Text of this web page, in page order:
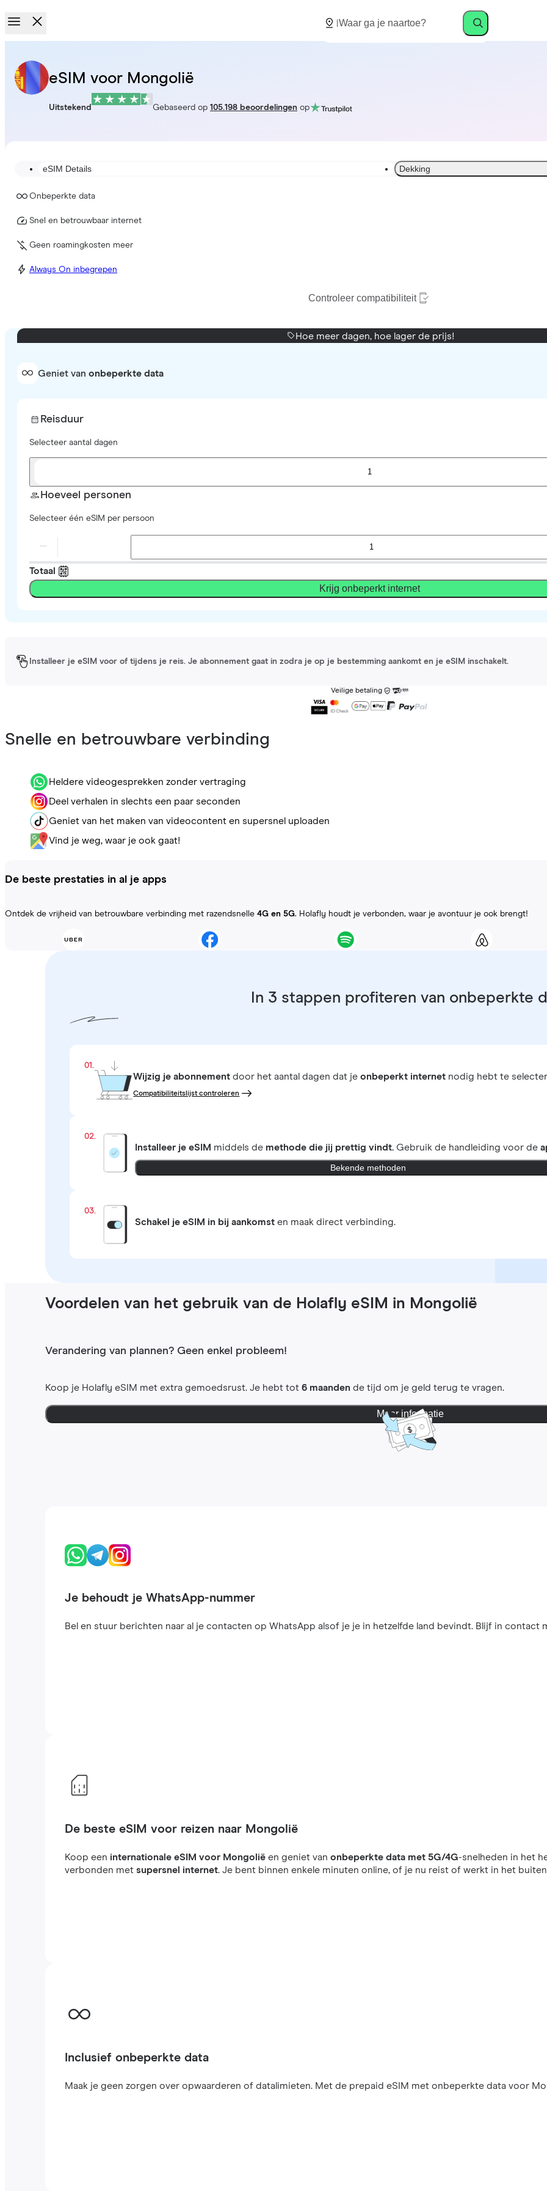
eSIM voor Mongolië
Uitstekend Gebaseerd op 105.198 beoordelingen op
eSIM Details Dekking
Onbeperkte data
Snel en betrouwbaar internet
Geen roamingkosten meer
Always On inbegrepen
Controleer compatibiliteit
Hoe meer dagen, hoe lager de prijs!
Geniet van onbeperkte data
Reisduur
Selecteer aantal dagen
1
Hoeveel personen
Selecteer één eSIM per persoon
Totaal
Krijg onbeperkt internet
Installeer je eSIM voor of tijdens je reis. Je abonnement gaat in zodra je op je bestemming aankomt en je eSIM inschakelt.
Veilige betaling
Snelle en betrouwbare verbinding
Heldere videogesprekken zonder vertraging
Deel verhalen in slechts een paar seconden
Geniet van het maken van videocontent en supersnel uploaden
Vind je weg, waar je ook gaat!
De beste prestaties in al je apps
Ontdek de vrijheid van betrouwbare verbinding met razendsnelle 4G en 5G. Holafly houdt je verbonden, waar je avontuur je ook brengt!
In 3 stappen profiteren van onbeperkte
01.
Wijzig je abonnement door het aantal dagen dat jeonbeperkt internet nodig hebt te
Compatibiliteitslijst controleren
02.
Installeer je eSIM middels de methode die jij prettig vindt. Gebruik de handleiding voor de
Bekende methoden
03.
Schakel je eSIM in bij aankomst en maak direct verbinding.
Voordelen van het gebruik van de Holafly eSIM in Mongolië
Verandering van plannen? Geen enkel probleem!
Koop je Holafly eSIM met extra gemoedsrust. Je hebt tot6 maanden de tijd om je geld terug te vragen.
Meer informatie
Je behoudt je WhatsApp-nummer
Bel en stuur berichten naar al je contacten op WhatsApp alsof je je in hetzelfde land bevindt. Blijf in contact
De beste eSIM voor reizen naar Mongolië
Koop een internationale eSIM voor Mongolië en geniet vanonbeperkte data met 5G/4G-snelheden in het
verbonden metsupersnel internet. Je bent binnen enkele minuten online, of je nu reist of werkt in het
Inclusief onbeperkte data
Maak je geen zorgen over opwaarderen of datalimieten. Met de prepaid eSIM met onbeperkte data voor